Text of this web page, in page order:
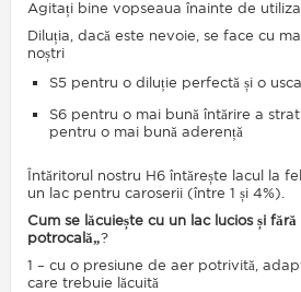
Agitați bine vopseaua înainte de
Diluția, dacă este nevoie, se face cu
noștri
S5 pentru o diluție perfectă și o
S6 pentru o mai bună întărire a
pentru o mai bună aderență
Întăritorul nostru H6 întărește lacul la
un lac pentru caroserii (între 1 și 4%).
Cum se lăcuiește cu un lac lucios și
potrocală„?
1 – cu o presiune de aer potrivită,
care trebuie lăcuită